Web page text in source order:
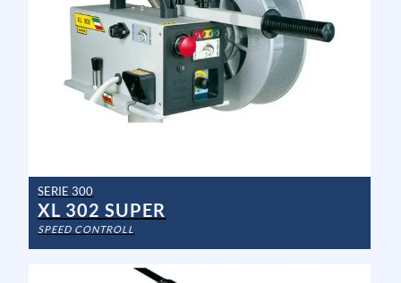
SERIE 300
XL 302 SUPER
SPEED CONTROLL